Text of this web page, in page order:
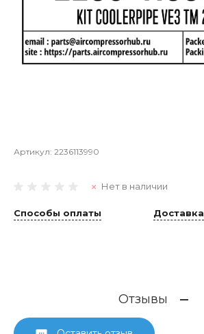
Артикул: 2236113990
Нет в наличии
Способы оплаты Доставка
Отзывы